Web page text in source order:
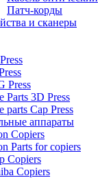
Патч-корды
и сканеры
Press
Parts 3D Press
parts Cap Press
аппараты
Copiers
Parts for copiers
Copiers
Copiers